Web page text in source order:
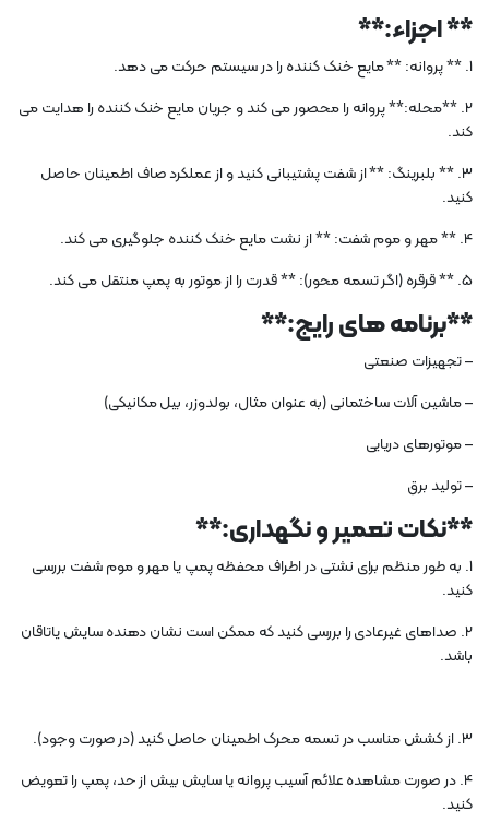
** اجزاء:**
1. ** پروانه: ** مایع خنک کننده را در سیستم حرکت می دهد.
2. **محله:** پروانه را محصور می کند و جریان مایع خنک کننده را هدایت می
کند.
3. ** بلبرینگ: ** از شفت پشتیبانی کنید و از عملکرد صاف اطمینان حاصل
کنید.
4. ** مهر و موم شفت: ** از نشت مایع خنک کننده جلوگیری می کند.
5. ** قرقره (اگر تسمه محور): ** قدرت را از موتور به پمپ منتقل می کند.
**برنامه های رایج:**
– تجهیزات صنعتی
– ماشین آلات ساختمانی (به عنوان مثال، بولدوزر، بیل مکانیکی)
– موتورهای دریایی
– تولید برق
**نکات تعمیر و نگهداری:**
1. به طور منظم برای نشتی در اطراف محفظه پمپ یا مهر و موم شفت بررسی
کنید.
2. صداهای غیرعادی را بررسی کنید که ممکن است نشان دهنده سایش یاتاقان
باشد.
3. از کشش مناسب در تسمه محرک اطمینان حاصل کنید (در صورت وجود).
4. در صورت مشاهده علائم آسیب پروانه یا سایش بیش از حد، پمپ را تعویض
کنید.